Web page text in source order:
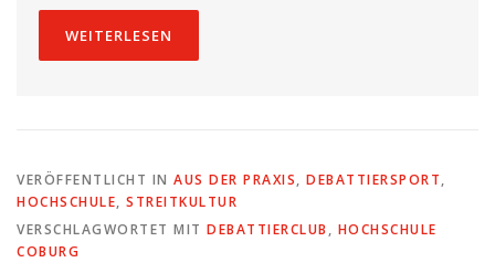
WEITERLESEN
VERÖFFENTLICHT IN AUS DER PRAXIS, DEBATTIERSPORT,
HOCHSCHULE, STREITKULTUR
VERSCHLAGWORTET MIT DEBATTIERCLUB , HOCHSCHULE
COBURG